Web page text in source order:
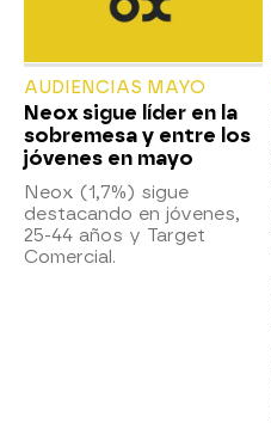
AUDIENCIAS MAYO
Neox sigue líder en la
sobremesa y entre los
jóvenes en mayo
Neox (1,7%) sigue
destacando en jóvenes,
25-44 años y Target
Comercial.